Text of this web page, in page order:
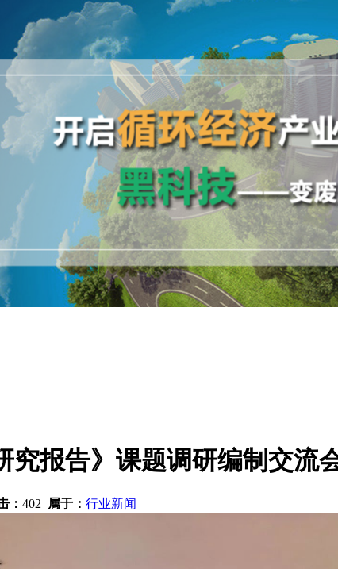
究报告》课题调研编制交流
： 402 属于： 行业新闻